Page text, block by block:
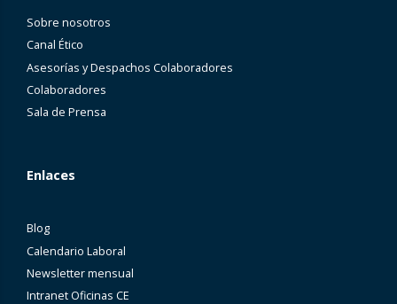
Sobre nosotros
Canal Ético
Asesorías y Despachos Colaboradores
Colaboradores
Sala de Prensa
Enlaces
Blog
Calendario Laboral
Newsletter mensual
Intranet Oficinas CE